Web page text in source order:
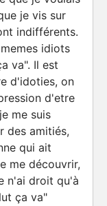
je vis sur
indifférents.
idiots
va". Il est
d'idoties, on
d'etre
me suis
des amitiés,
qui ait
me découvrir,
n'ai droit qu'à
ça va"